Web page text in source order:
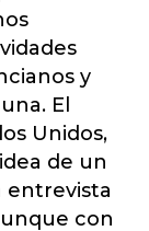
y
El
Unidos,
de un
entrevista
con